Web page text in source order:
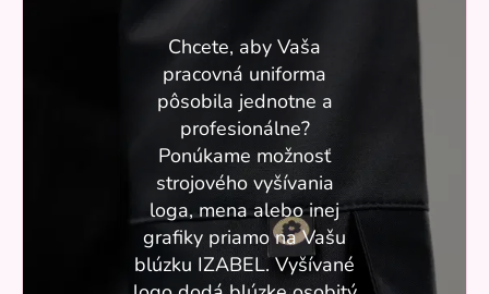
Chcete, aby Vaša
pracovná uniforma
pôsobila jednotne a
profesionálne?
Ponúkame možnosť
strojového vyšívania
loga, mena alebo inej
grafiky priamo na Vašu
blúzku IZABEL. Vyšívané